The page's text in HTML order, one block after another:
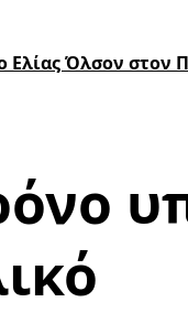
Ελίας Όλσον στον